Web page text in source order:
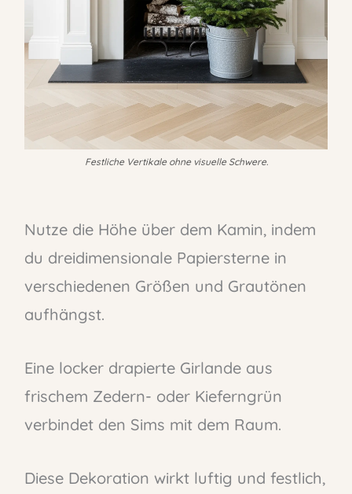
Festliche Vertikale ohne visuelle Schwere.
Nutze die Höhe über dem Kamin, indem
du dreidimensionale Papiersterne in
verschiedenen Größen und Grautönen
aufhängst.
Eine locker drapierte Girlande aus
frischem Zedern- oder Kieferngrün
verbindet den Sims mit dem Raum.
Diese Dekoration wirkt luftig und festlich,